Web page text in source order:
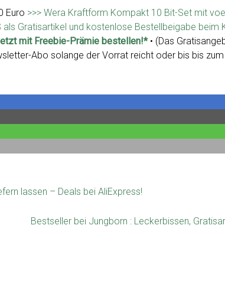
Euro >>> Wera Kraftform Kompakt 10 Bit-Set mit
als Gratisartikel und kostenlose Bestellbeigabe beim
mit Freebie-Prämie bestellen!*• (Das
Abo solange der Vorrat reicht oder bis bis
lassen – Deals bei AliExpress!
Bestseller bei Jungborn : Leckerbissen,